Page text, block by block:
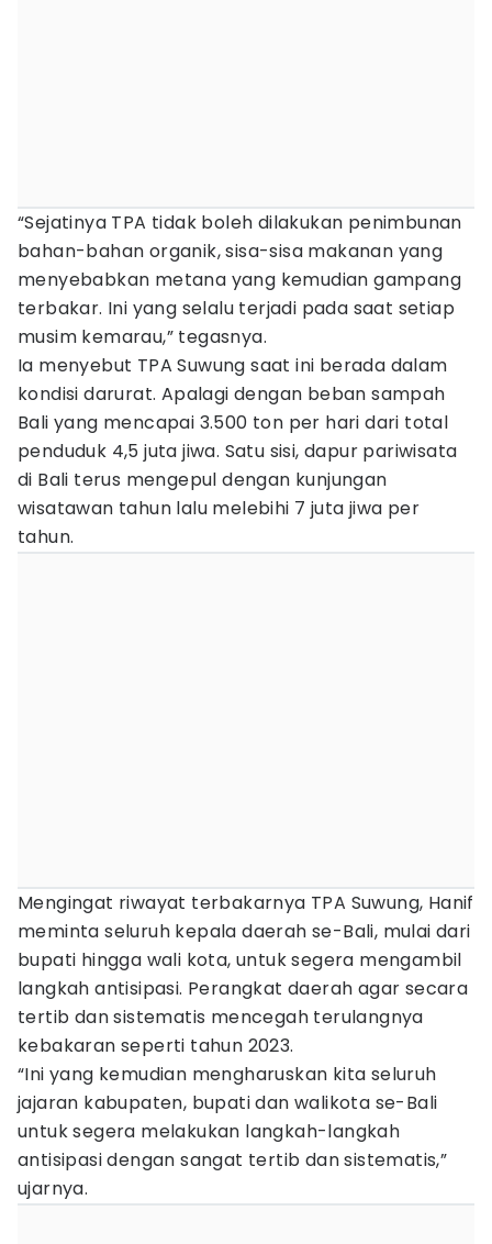
“Sejatinya TPA tidak boleh dilakukan penimbunan
bahan-bahan organik, sisa-sisa makanan yang
menyebabkan metana yang kemudian gampang
terbakar. Ini yang selalu terjadi pada saat setiap
musim kemarau,” tegasnya.
Ia menyebut TPA Suwung saat ini berada dalam
kondisi darurat. Apalagi dengan beban sampah
Bali yang mencapai 3.500 ton per hari dari total
penduduk 4,5 juta jiwa. Satu sisi, dapur pariwisata
di Bali terus mengepul dengan kunjungan
wisatawan tahun lalu melebihi 7 juta jiwa per
tahun.
Mengingat riwayat terbakarnya TPA Suwung, Hanif
meminta seluruh kepala daerah se-Bali, mulai dari
bupati hingga wali kota, untuk segera mengambil
langkah antisipasi. Perangkat daerah agar secara
tertib dan sistematis mencegah terulangnya
kebakaran seperti tahun 2023.
“Ini yang kemudian mengharuskan kita seluruh
jajaran kabupaten, bupati dan walikota se-Bali
untuk segera melakukan langkah-langkah
antisipasi dengan sangat tertib dan sistematis,”
ujarnya.